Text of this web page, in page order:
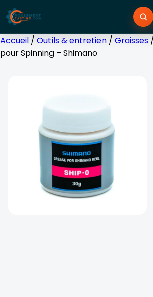
Accueil / Outils & entretien / Graisses
pour Spinning – Shimano